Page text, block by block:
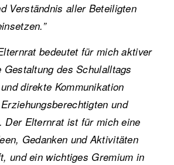
Verständnis aller Beteiligten
bedeutet für mich aktiver
des Schulalltags
direkte Kommunikation
und
Der Elternrat ist für mich eine
Gedanken und Aktivitäten
und ein wichtiges Gremium in